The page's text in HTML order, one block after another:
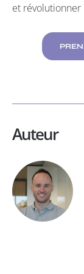
et révolutionner
Auteur